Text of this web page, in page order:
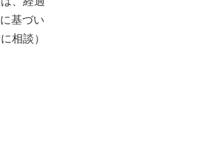
基づい
相談）